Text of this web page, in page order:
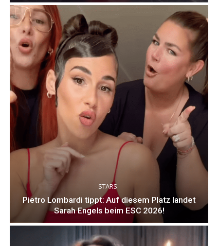
STARS
Pietro Lombardi tippt: Auf diesem Platz landet
Sarah Engels beim ESC 2026!